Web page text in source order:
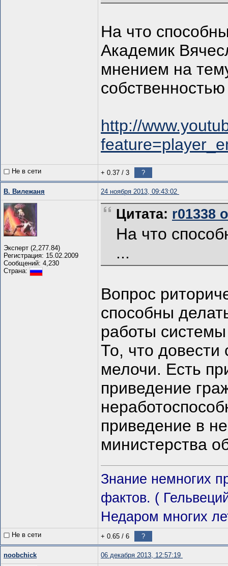
На что
Академик
мнением на
http://
Не в сети + 0.37 / 3 ?
В. Вилежаня 24 ноября 2013, 09:43:02
Эксперт (2,277.84)
Регистрация: 15.02.2009
Сообщений: 4,230
Страна:
Цитата: r01338
На что
...
Вопрос
способны
работы
То, что довести
мелочи. Есть
приведение
приведение в
министерства
Знание немногих
фактов. (
Недаром многих
Не в сети + 0.65 / 6 ?
noobchick 06 декабря 2013, 12:57:19